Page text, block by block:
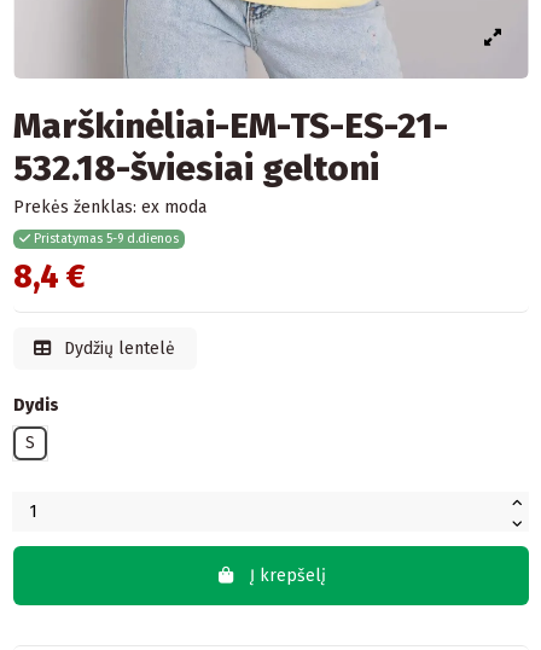
Marškinėliai-EM-TS-ES-21-
532.18-šviesiai geltoni
Prekės ženklas: ex moda
Pristatymas 5-9 d.dienos
8,4 €
Dydžių lentelė
Dydis
S
Į krepšelį